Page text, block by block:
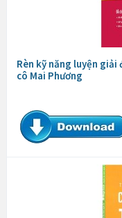
Rèn kỹ năng luyện giải
cô Mai Phương